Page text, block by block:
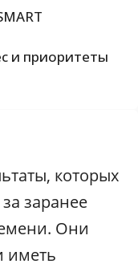
и приоритеты
которых
заранее
Они
иметь